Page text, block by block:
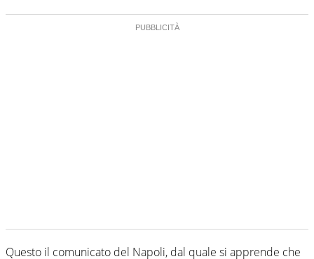
Questo il comunicato del Napoli, dal quale si apprende che